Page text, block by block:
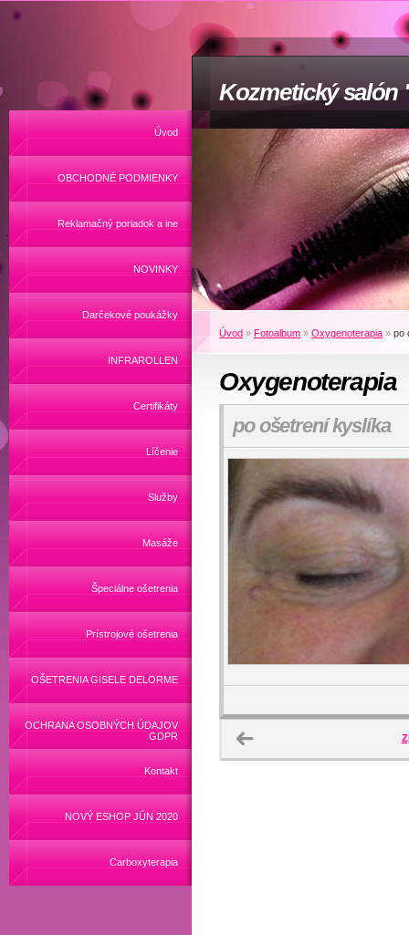
Kozmetický salón
Úvod
OBCHODNÉ PODMIENKY
Reklamačný poriadok a ine
NOVINKY
Darčekové poukážky
INFRAROLLEN
Certifikáty
Líčenie
Služby
Masáže
Špeciálne ošetrenia
Prístrojové ošetrenia
OŠETRENIA GISELE DELORME
OCHRANA OSOBNÝCH ÚDAJOV
GDPR
Kontakt
NOVÝ ESHOP JÚN 2020
Carboxyterapia
Úvod » Fotoalbum » Oxygenoterapia » po
Oxygenoterapia
po ošetrení kyslíka